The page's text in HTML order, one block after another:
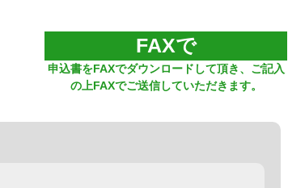
FAXで
申込書をFAXでダウンロードして頂き、ご記入
の上FAXでご送信していただきます。